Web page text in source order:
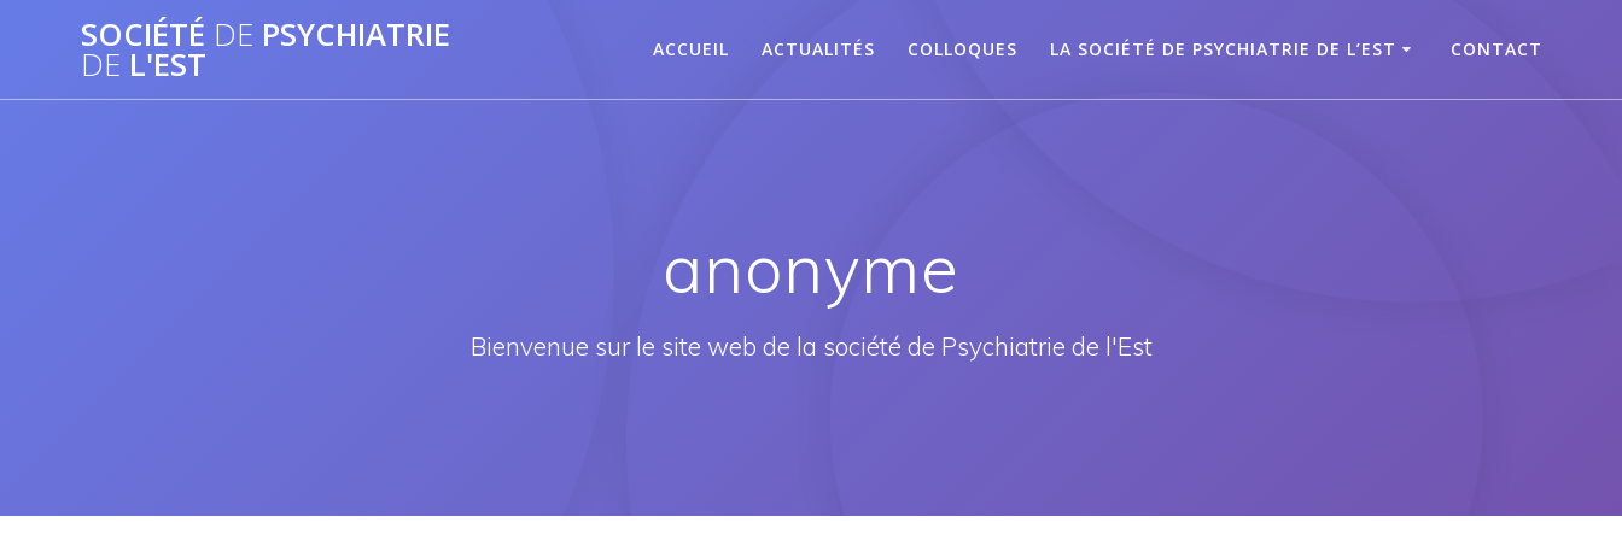
SOCIÉTÉ DE PSYCHIATRIE
DE L'EST ACCUEIL ACTUALITÉS COLLOQUES LA SOCIÉTÉ DE PSYCHIATRIE DE L’EST CONTACT
anonyme
Bienvenue sur le site web de la société de Psychiatrie de l'Est